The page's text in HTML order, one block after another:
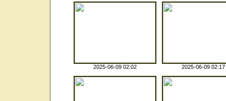
2025-06-09 02:02 2025-06-09 02:17